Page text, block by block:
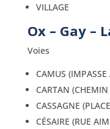
VILLAGE
Ox – Gay –
Voies
CAMUS (IMPASSE
CARTAN
CASSAGNE
CÉSAIRE (RUE